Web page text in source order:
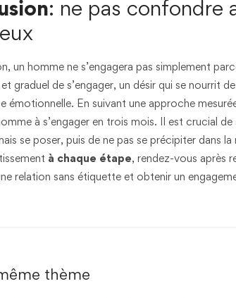
: ne pas confondre
un homme ne s’engagera pas simplement
graduel de s’engager, un désir qui se nourrit
émotionnelle. En suivant une approche
à s’engager en trois mois. Il est crucial de
se poser, puis de ne pas se précipiter dans
à chaque étape, rendez-vous après
relation sans étiquette et obtenir un
thème